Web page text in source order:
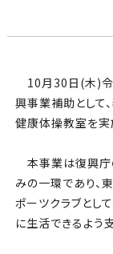
10月30日(木)令
興事業補助として
健康体操教室を実
本事業は復興庁
みの一環であり、
ポーツクラブとし
に生活できるよう